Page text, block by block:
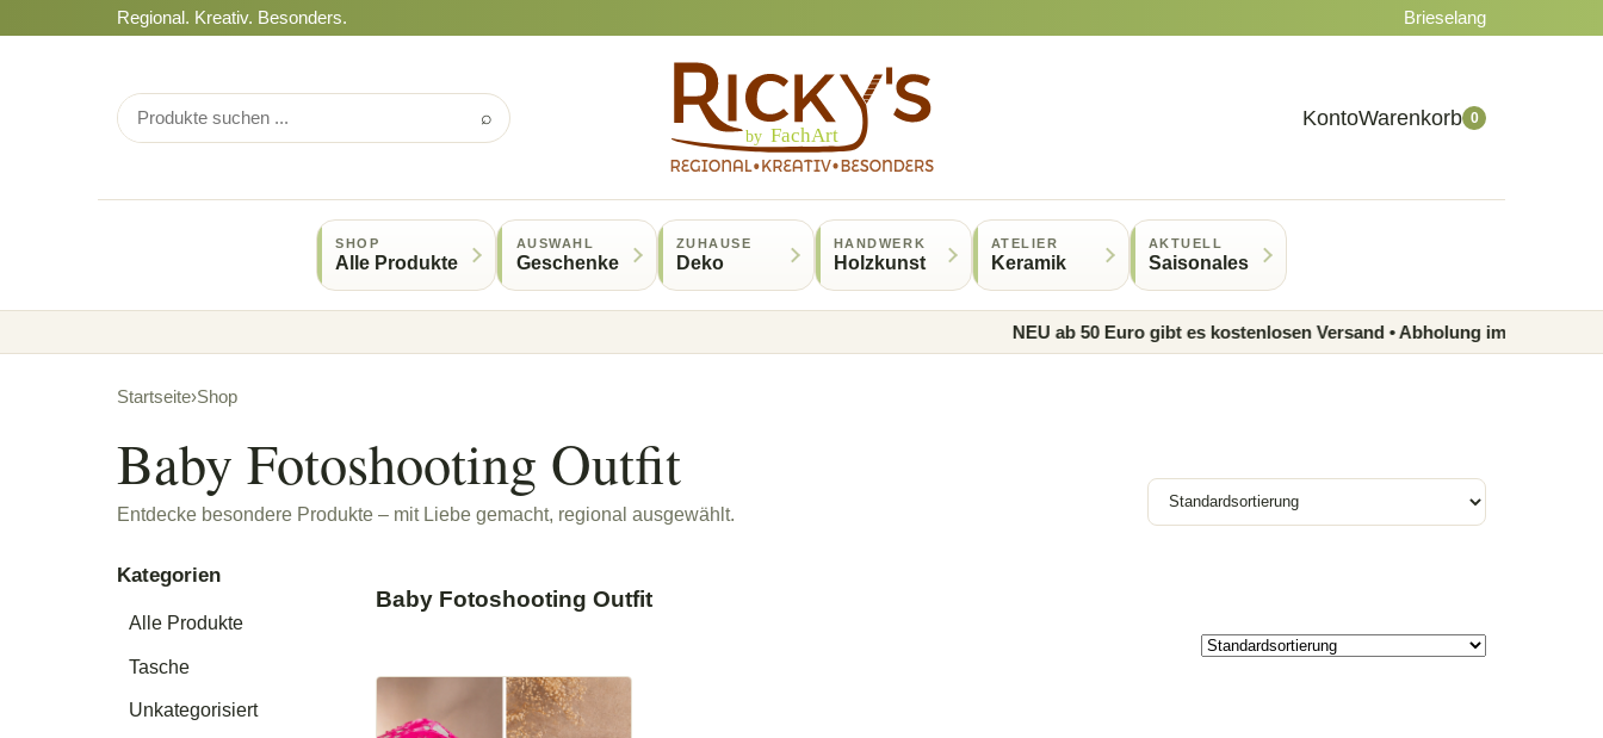
Regional. Kreativ. Besonders. Brieselang
⌕ KontoWarenkorb 0
SHOP
Alle Produkte
AUSWAHL
Geschenke
ZUHAUSE
Deko
HANDWERK
Holzkunst
ATELIER
Keramik
AKTUELL
Saisonales
NEU ab 50 Euro gibt es kostenlosen Versand • Abholung im Laden möglich
Startseite›Shop
Baby Fotoshooting Outfit
Entdecke besondere Produkte – mit Liebe gemacht, regional ausgewählt.
Kategorien
Alle Produkte
Tasche
Unkategorisiert
Baby Fotoshooting Outfit